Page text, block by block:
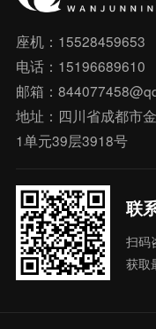
座机：15528459653
电话：15196689610
邮箱：
地址：四川省成都市
1单元39层3918号
联
扫码
获取